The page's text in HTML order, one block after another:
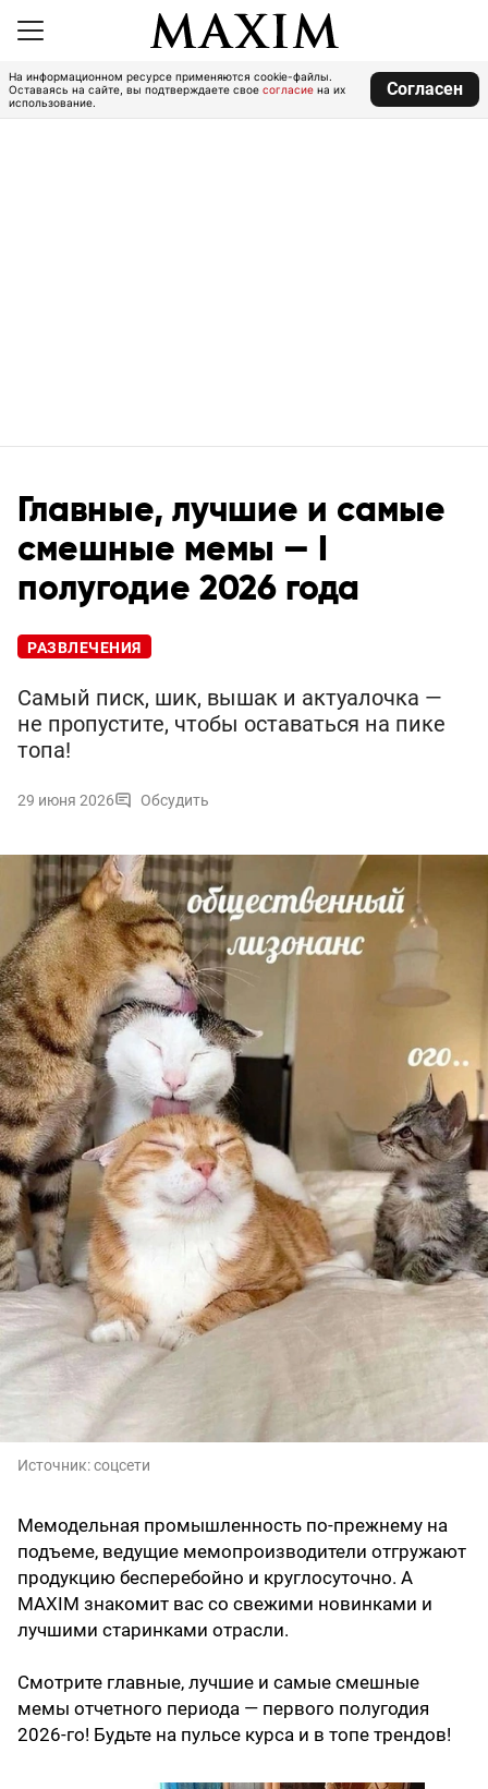
На информационном ресурсе применяются cookie-файлы.
Оставаясь на сайте, вы подтверждаете свое согласие на их
использование.
Согласен
Главные, лучшие и самые
смешные мемы — I
полугодие 2026 года
РАЗВЛЕЧЕНИЯ
Самый писк, шик, вышак и актуалочка —
не пропустите, чтобы оставаться на пике
топа!
29 июня 2026 Обсудить
Источник:соцсети
Мемодельная промышленность по-прежнему на
подъеме, ведущие мемопроизводители отгружают
продукцию бесперебойно и круглосуточно. А
MAXIM знакомит вас со свежими новинками и
лучшими старинками отрасли.
Смотрите главные, лучшие и самые смешные
мемы отчетного периода — первого полугодия
2026-го! Будьте на пульсе курса и в топе трендов!